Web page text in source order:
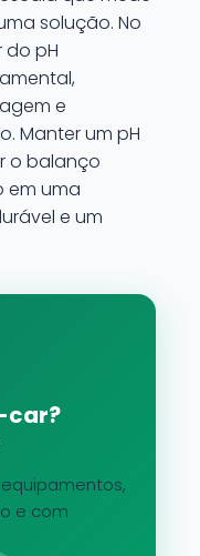
solução. No
pH
e
Manter um pH
o balanço
em uma
e um
car?
e com